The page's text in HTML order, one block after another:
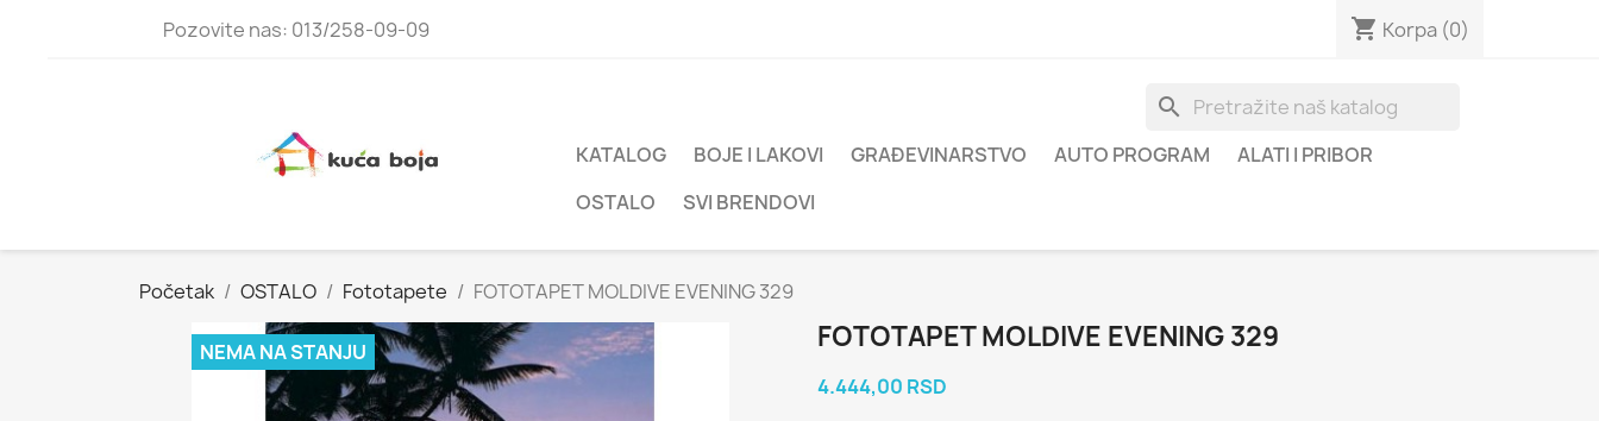
Pozovite nas: 013/258-09-09 shopping_cart Korpa (0)
search
KATALOG BOJE I LAKOVI GRAĐEVINARSTVO AUTO PROGRAM
ALATI I PRIBOR
OSTALO
SVI BRENDOVI
Početak OSTALO Fototapete FOTOTAPET MOLDIVE EVENING 329
NEMA NA STANJU FOTOTAPET MOLDIVE EVENING 329
4.444,00 RSD